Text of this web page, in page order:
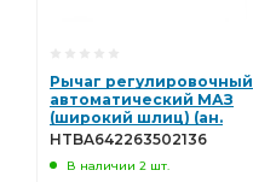
Рычаг регулировочный
автоматический МАЗ
(широкий шлиц) (ан.
64226-3502136) Hottecke
HTBA642263502136
HTBA642263502136
В наличии 2 шт.